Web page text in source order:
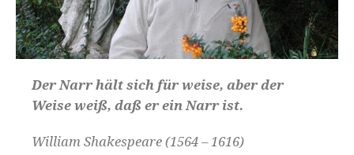
Der Narr hält sich für weise, aber der
Weise weiß, daß er ein Narr ist.
William Shakespeare (1564 – 1616)